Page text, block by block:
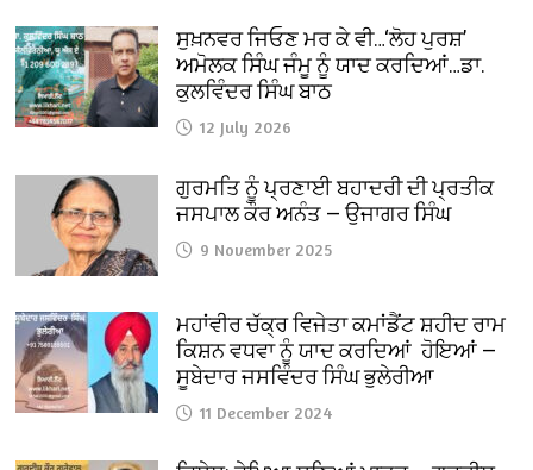
ਸੁਖ਼ਨਵਰ ਜਿਓਣ ਮਰ ਕੇ ਵੀ…‘ਲੋਹ ਪੁਰਸ਼’
ਅਮੋਲਕ ਸਿੰਘ ਜੰਮੂ ਨੂੰ ਯਾਦ ਕਰਦਿਆਂ…ਡਾ.
ਕੁਲਵਿੰਦਰ ਸਿੰਘ ਬਾਠ
12 July 2026
ਗੁਰਮਤਿ ਨੂੰ ਪ੍ਰਣਾਈ ਬਹਾਦਰੀ ਦੀ ਪ੍ਰਤੀਕ
ਜਸਪਾਲ ਕੌਰ ਅਨੰਤ — ਉਜਾਗਰ ਸਿੰਘ
9 November 2025
ਮਹਾਂਵੀਰ ਚੱਕ੍ਰ ਵਿਜੇਤਾ ਕਮਾਂਡੈਂਟ ਸ਼ਹੀਦ ਰਾਮ
ਕਿਸ਼ਨ ਵਧਵਾ ਨੂੰ ਯਾਦ ਕਰਦਿਆਂ ਹੋਇਆਂ —
ਸੂਬੇਦਾਰ ਜਸਵਿੰਦਰ ਸਿੰਘ ਭੁਲੇਰੀਆ
11 December 2024